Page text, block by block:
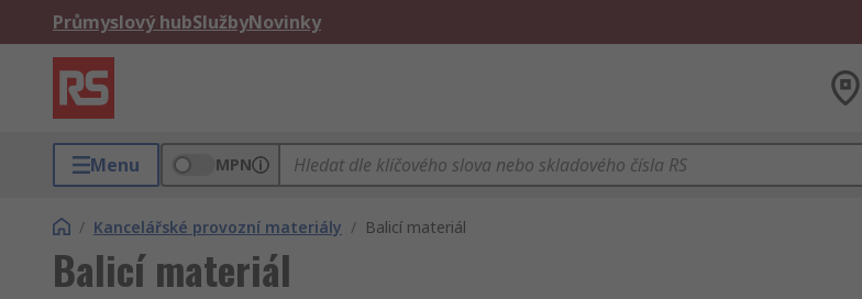
Průmyslový hubSlužbyNovinky
Menu MPN
/ Kancelářské provozní materiály / Balicí materiál
Balicí materiál